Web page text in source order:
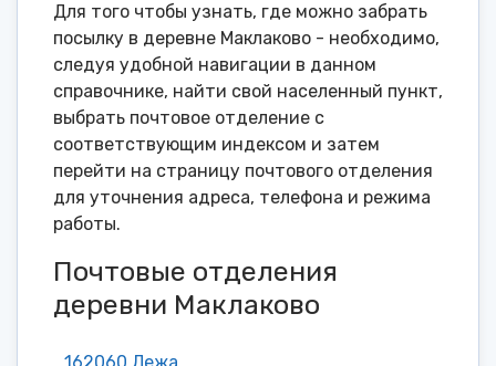
Для того чтобы узнать, где можно забрать
посылку в деревне Маклаково - необходимо,
следуя удобной навигации в данном
справочнике, найти свой населенный пункт,
выбрать почтовое отделение с
соответствующим индексом и затем
перейти на страницу почтового отделения
для уточнения адреса, телефона и режима
работы.
Почтовые отделения
деревни Маклаково
162060 Лежа